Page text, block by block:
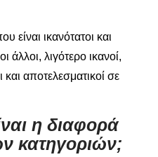
ικανότατοι και
λιγότερο ικανοί,
και αποτελεσματικοί σε
η διαφορά
κατηγοριών;